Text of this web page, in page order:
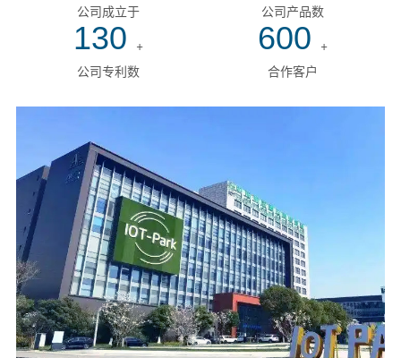
公司成立于
公司产品数
130 +
公司专利数
600 +
合作客户